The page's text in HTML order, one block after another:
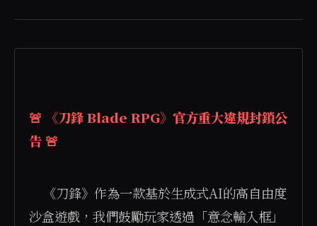
🚨 《刀鋒 Blade RPG》官方重大違規封鎖公
告 🚨
沙盒遊戲，我們鼓勵玩家透過「意念輸入框」